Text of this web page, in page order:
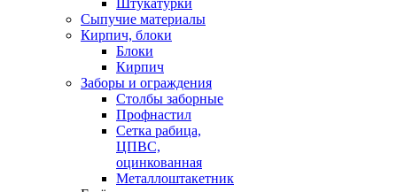
Штукатурки
Сыпучие материалы
Кирпич, блоки
Блоки
Кирпич
Заборы и ограждения
Столбы заборные
Профнастил
Сетка рабица,
ЦПВС,
оцинкованная
Металлоштакетник